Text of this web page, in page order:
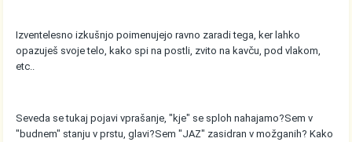
Izventelesno izkušnjo poimenujejo ravno zaradi tega, ker lahko
opazuješ svoje telo, kako spi na postli, zvito na kavču, pod vlakom,
etc..
Seveda se tukaj pojavi vprašanje, "kje" se sploh nahajamo?Sem v
"budnem" stanju v prstu, glavi?Sem "JAZ" zasidran v možganih? Kako